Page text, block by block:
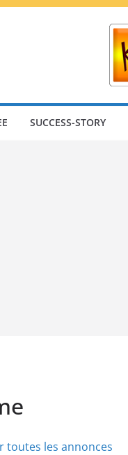
SUCCESS-STORY
toutes les annonces